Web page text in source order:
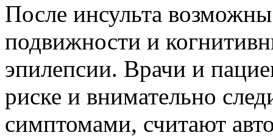
После инсульта
подвижности и
эпилепсии. Врачи и
риске и внимательно
симптомами, считают